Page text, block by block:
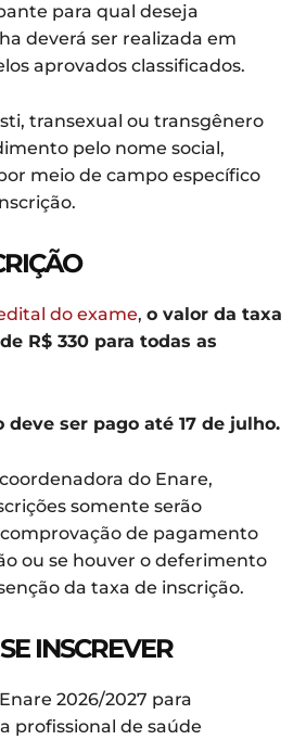
para qual deseja
deverá ser realizada em
aprovados classificados.
transexual ou transgênero
pelo nome social,
meio de campo específico
do exame, o valor da taxa
R$ 330 para todas as
deve ser pago até 17 de julho.
do Enare,
somente serão
de pagamento
ou se houver o deferimento
da taxa de inscrição.
INSCREVER
2026/2027 para
profissional de saúde